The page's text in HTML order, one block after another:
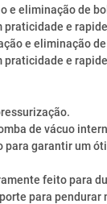
e eliminação de
praticidade e
e eliminação
praticidade e
de vácuo
para garantir um
feito para
para pendurar